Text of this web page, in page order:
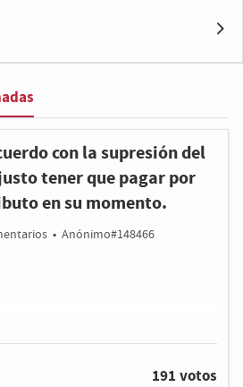
con la supresión del
tener que pagar por
en su momento.
• Anónimo#148466
191 votos